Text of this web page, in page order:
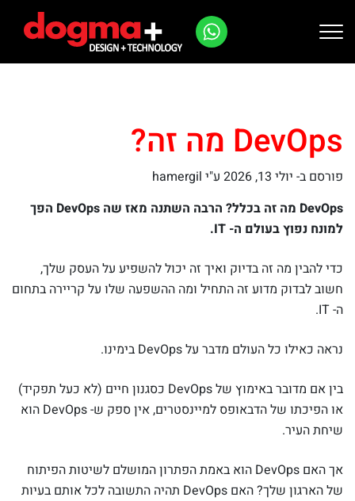
DevOps מה זה?
פורסם ב- יולי 13, 2026
ע"י hamergil
DevOps מה זה בכלל? הרבה השתנה מאז שה DevOps הפך
למונח נפוץ בעולם ה- IT.
כדי להבין מה זה בדיוק ואיך זה יכול להשפיע על העסק שלך,
חשוב לבדוק מדוע זה התחיל ומה ההשפעה שלו על קריירה בתחום
ה- IT.
נראה כאילו כל העולם מדבר על DevOps בימינו.
בין אם מדובר באימוץ של DevOps כסגנון חיים (לא כעל תפקיד)
או הפיכתו של הדבאופס למיינסטרים, אין ספק ש- DevOps הוא
שיחת העיר.
אך האם DevOps הוא באמת הפתרון המושלם לשיטות הפיתוח
של הארגון שלך? האם DevOps תהיה התשובה לכל אותם בעיות